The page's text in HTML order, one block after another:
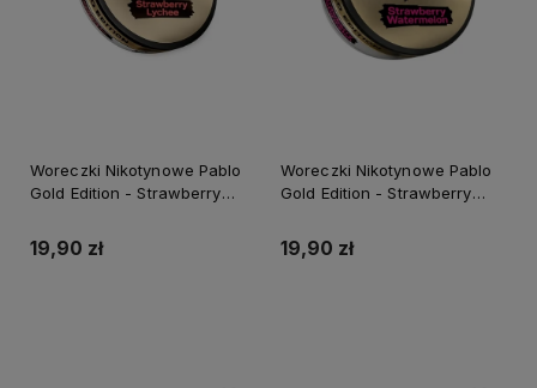
Woreczki Nikotynowe Pablo
Gold Edition - Strawberry
19,90 zł
Woreczki Nikotynowe Pablo
Gold Edition - Strawberry
19,90 zł